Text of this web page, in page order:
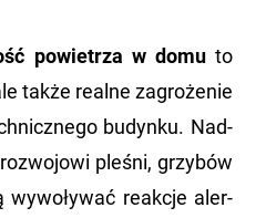
po­wie­trza w domuto
także re­al­ne za­gro­że­nie
bu­dyn­ku. Nad­
ple­śni, grzy­bów
wy­wo­ły­wać re­ak­cje aler­